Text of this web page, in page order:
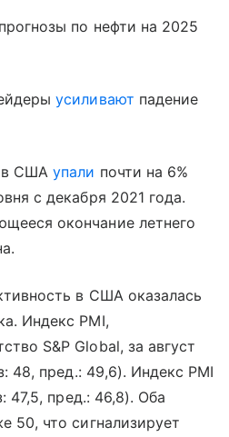
прогнозы по нефти на 2025
усиливают падение
в СШАупали почти на 6%
с декабря 2021 года.
окончание летнего
в США оказалась
Индекс PMI,
S&P Global, за август
48, пред.: 49,6). Индекс PMI
47,5, пред.: 46,8). Оба
50, что сигнализирует